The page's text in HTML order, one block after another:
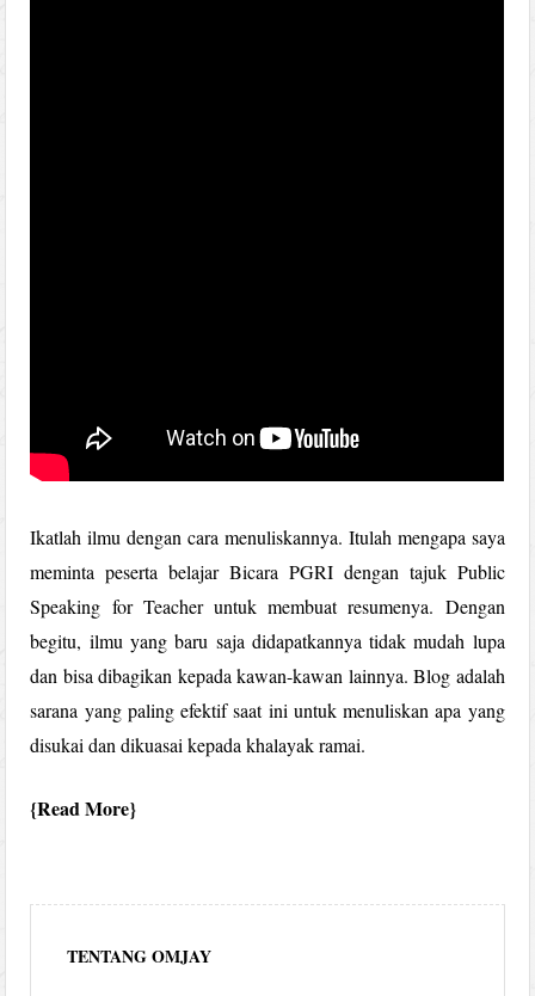
Ikatlah ilmu dengan cara menuliskannya. Itulah mengapa saya
meminta peserta belajar Bicara PGRI dengan tajuk Public
Speaking for Teacher untuk membuat resumenya. Dengan
begitu, ilmu yang baru saja didapatkannya tidak mudah lupa
dan bisa dibagikan kepada kawan-kawan lainnya. Blog adalah
sarana yang paling efektif saat ini untuk menuliskan apa yang
disukai dan dikuasai kepada khalayak ramai.
Read More
TENTANG OMJAY